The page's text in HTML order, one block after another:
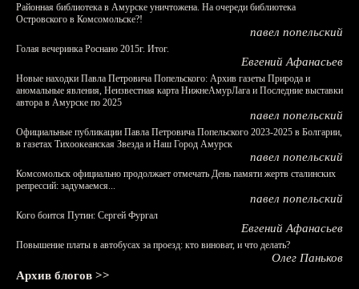
Районная библиотека в Амурске уничтожена. На очереди библиотека
Островского в Комсомольске?!
павел попельский
Голая вечеринка Роснано 2015г. Итог.
Евгений Афанасьев
Новые находки Павла Петровича Попельского: Архив газеты Природа и
аномальные явления, Неизвестная карта НижнеАмурЛага и Последние выставки
автора в Амурске по 2025
павел попельский
Официальные публикации Павла Петровича Попельского 2023-2025 в Болгарии,
в газетах Тихоокеанская Звезда и Наш Город Амурск
павел попельский
Комсомольск официально продолжает отмечать День памяти жертв сталинских
репрессий: задумаемся...
павел попельский
Кого боится Путин: Сергей Фургал
Евгений Афанасьев
Повышение платы в автобусах за проезд: кто виноват, и что делать?
Олег Паньков
Архив блогов >>